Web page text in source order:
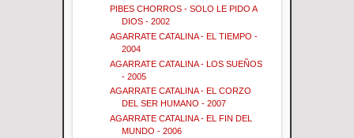
PIBES CHORROS - SOLO LE PIDO A
DIOS - 2002
AGARRATE CATALINA - EL TIEMPO -
2004
AGARRATE CATALINA - LOS SUEÑOS
- 2005
AGARRATE CATALINA - EL CORZO
DEL SER HUMANO - 2007
AGARRATE CATALINA - EL FIN DEL
MUNDO - 2006